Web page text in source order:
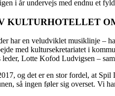
i år undervejs med endnu et
KULTURHOTELLET
har en veludviklet musiklinje –
med kultursekretariatet i
leder, Lotte Kofod Ludvigsen –
og det er en stor fordel, at
så ingen føler sig overset. Vi